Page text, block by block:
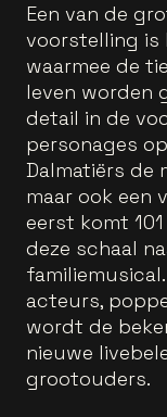
Een van de
voorstelling is
waarmee de
leven worden
detail in de
personages
Dalmatiërs de
maar ook een
eerst komt
deze schaal
acteurs,
wordt de
nieuwe
grootouders.